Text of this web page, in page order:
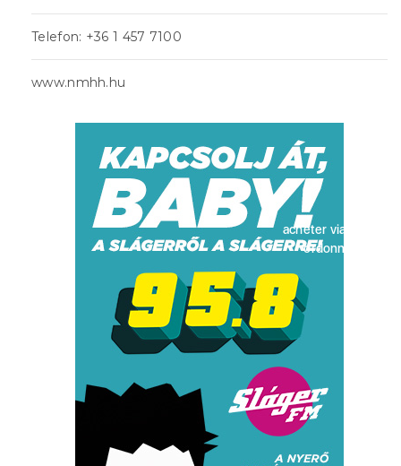
Telefon: +36 1 457 7100
www.nmhh.hu
acheter viagra sans
ordonnance